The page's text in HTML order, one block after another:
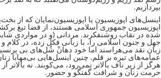
بپردازیم.
اینسل‌های اپوزیسیون یا اپوزیسیون‌نمایان که از
اپوزیسیون جمهوری اسلامی هستند، از قضا تیغ
شده در نقاب روشنفکرند. مردانی (و در مواردی
جهل و جنون اسلامی را، با زبانی فکل زده، در کلام
زبان‌ نقد می‌هراسند اما خود دهانْ شُل‌های بی
عمامه‌های تیره بر قلم. چنین اینسل‌هایی بی‌مهابا
هرگز از زیر ناف بالاتر نمی‌رود، می‌کوبند. نه
حرمت زنان و شرافت گفتگو و حضور.